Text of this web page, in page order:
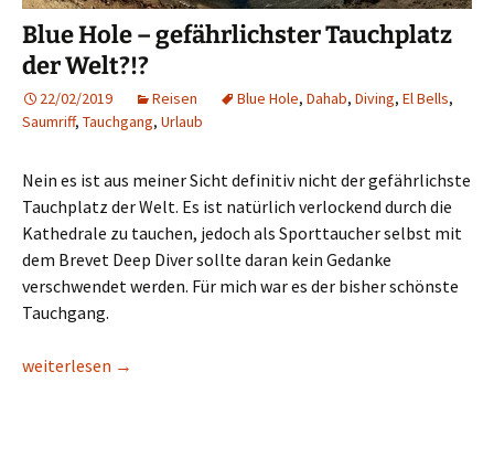
Blue Hole – gefährlichster Tauchplatz
der Welt?!?
22/02/2019 Reisen Blue Hole, Dahab, Diving, El Bells,
Saumriff, Tauchgang, Urlaub
Nein es ist aus meiner Sicht definitiv nicht der gefährlichste
Tauchplatz der Welt. Es ist natürlich verlockend durch die
Kathedrale zu tauchen, jedoch als Sporttaucher selbst mit
dem Brevet Deep Diver sollte daran kein Gedanke
verschwendet werden. Für mich war es der bisher schönste
Tauchgang.
Blue Hole – gefährlichster Tauchplatz der Welt?!?
weiterlesen →